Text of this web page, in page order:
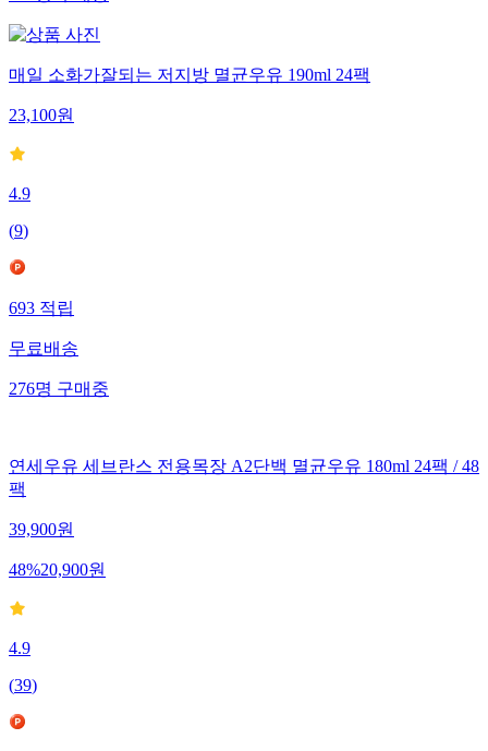
매일 소화가잘되는 저지방 멸균우유 190ml 24팩
23,100원
4.9
(9)
693 적립
무료배송
276명 구매중
연세우유 세브란스 전용목장 A2단백 멸균우유 180ml 24팩 / 48
팩
39,900원
48%20,900원
4.9
(39)